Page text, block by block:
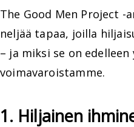
The Good Men Project
neljää tapaa, joilla
– ja miksi se on
voimavaroistamme.
1. Hiljainen